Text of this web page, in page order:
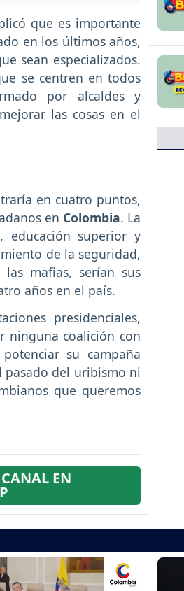
que es importante
en los últimos años,
sean especializados.
se centren en todos
por alcaldes y
las cosas en el
en cuatro puntos,
en Colombia. La
superior y
de la seguridad,
mafias, serían sus
años en el país.
presidenciales,
ninguna coalición con
su campaña
pasado del uribismo ni
que queremos
EN